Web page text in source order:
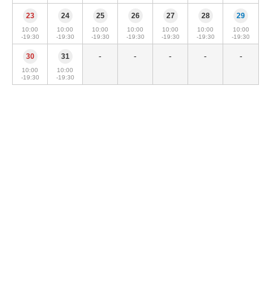
23
10:00
-19:30
24
10:00
-19:30
25
10:00
-19:30
26
10:00
-19:30
27
10:00
-19:30
28
10:00
-19:30
29
10:00
-19:30
30
10:00
-19:30
31
10:00
-19:30
- - - - -